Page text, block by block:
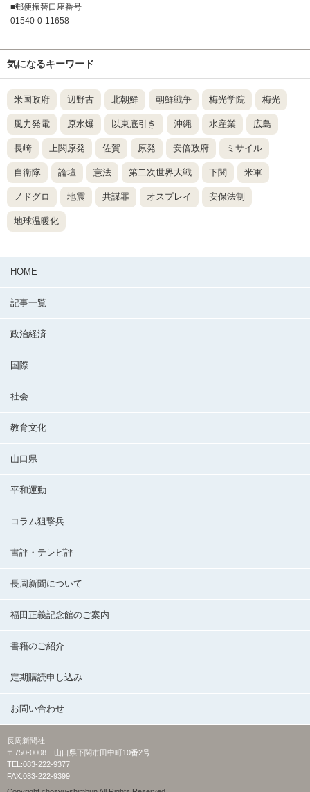
■郵便振替口座番号
01540-0-11658
気になるキーワード
米国政府 辺野古 北朝鮮 朝鮮戦争 梅光学院 梅光
風力発電 原水爆 以東底引き 沖縄 水産業 広島
長崎 上関原発 佐賀 原発 安倍政府 ミサイル
自衛隊 論壇 憲法 第二次世界大戦 下関 米軍
ノドグロ 地震 共謀罪 オスプレイ 安保法制
地球温暖化
HOME
記事一覧
政治経済
国際
社会
教育文化
山口県
平和運動
コラム狙撃兵
書評・テレビ評
長周新聞について
福田正義記念館のご案内
書籍のご紹介
定期購読申し込み
お問い合わせ
長周新聞社
〒750-0008 山口県下関市田中町10番2号
TEL:083-222-9377
FAX:083-222-9399